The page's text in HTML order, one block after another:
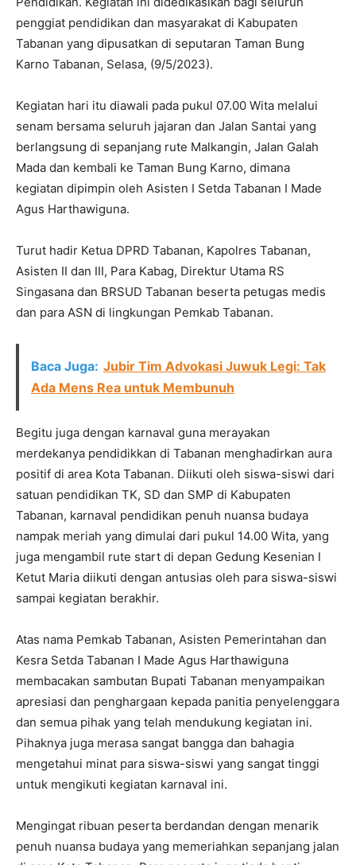
penggiat pendidikan dan masyarakat di Kabupaten
Tabanan yang dipusatkan di seputaran Taman Bung
Karno Tabanan, Selasa, (9/5/2023).
Kegiatan hari itu diawali pada pukul 07.00 Wita melalui
senam bersama seluruh jajaran dan Jalan Santai yang
berlangsung di sepanjang rute Malkangin, Jalan Galah
Mada dan kembali ke Taman Bung Karno, dimana
kegiatan dipimpin oleh Asisten I Setda Tabanan I Made
Agus Harthawiguna.
Turut hadir Ketua DPRD Tabanan, Kapolres Tabanan,
Asisten II dan III, Para Kabag, Direktur Utama RS
Singasana dan BRSUD Tabanan beserta petugas medis
dan para ASN di lingkungan Pemkab Tabanan.
Baca Juga: Jubir Tim Advokasi Juwuk Legi: Tak
Ada Mens Rea untuk Membunuh
Begitu juga dengan karnaval guna merayakan
merdekanya pendidikkan di Tabanan menghadirkan aura
positif di area Kota Tabanan. Diikuti oleh siswa-siswi dari
satuan pendidikan TK, SD dan SMP di Kabupaten
Tabanan, karnaval pendidikan penuh nuansa budaya
nampak meriah yang dimulai dari pukul 14.00 Wita, yang
juga mengambil rute start di depan Gedung Kesenian I
Ketut Maria diikuti dengan antusias oleh para siswa-siswi
sampai kegiatan berakhir.
Atas nama Pemkab Tabanan, Asisten Pemerintahan dan
Kesra Setda Tabanan I Made Agus Harthawiguna
membacakan sambutan Bupati Tabanan menyampaikan
apresiasi dan penghargaan kepada panitia penyelenggara
dan semua pihak yang telah mendukung kegiatan ini.
Pihaknya juga merasa sangat bangga dan bahagia
mengetahui minat para siswa-siswi yang sangat tinggi
untuk mengikuti kegiatan karnaval ini.
Mengingat ribuan peserta berdandan dengan menarik
penuh nuansa budaya yang memeriahkan sepanjang jalan